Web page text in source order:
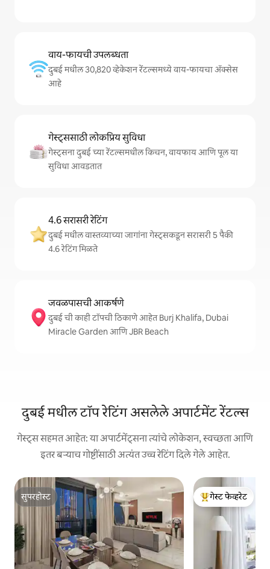
वाय-फायची उपलब्धता
दुबई मधील 30,820 व्हेकेशन रेंटल्समध्ये वाय-फायचा अ‍ॅक्सेस
आहे
गेस्ट्ससाठी लोकप्रिय सुविधा
गेस्ट्सना दुबई च्या रेंटल्समधील किचन, वायफाय आणि पूल या
सुविधा आवडतात
4.6 सरासरी रेटिंग
दुबई मधील वास्तव्याच्या जागांना गेस्ट्सकडून सरासरी 5 पैकी
4.6 रेटिंग मिळते
जवळपासची आकर्षणे
दुबई ची काही टॉपची ठिकाणे आहेत Burj Khalifa, Dubai
Miracle Garden आणि JBR Beach
दुबई मधील टॉप रेटिंग असलेले अपार्टमेंट रेंटल्स
गेस्ट्स सहमत आहेत: या अपार्टमेंट्सना त्यांचे लोकेशन, स्वच्छता आणि
इतर बऱ्याच गोष्टींसाठी अत्यंत उच्च रेटिंग दिले गेले आहेत.
सुपरहोस्ट
सुपरहोस्ट
टॉप गेस्ट फेव्हरेट
गेस्ट फेव्हरेट